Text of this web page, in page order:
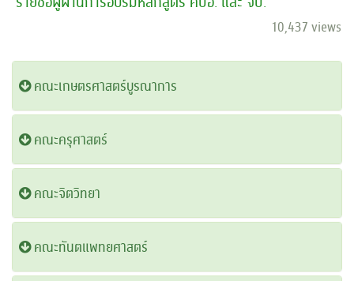
10,437 views
คณะ​เกษตรศาสตร์​บูรณาการ
คณะครุศาสตร์
คณะจิตวิทยา
คณะทันตแพทยศาสตร์